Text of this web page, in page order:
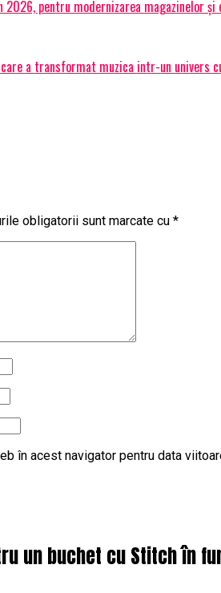
pentru modernizarea magazinelor
care a transformat muzica intr-un univers
obligatorii sunt marcate cu *
în acest navigator pentru data
un buchet cu Stitch în